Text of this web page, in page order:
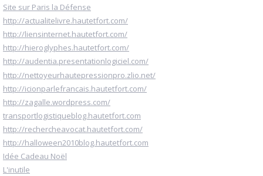
Site sur Paris la Défense
http://actualitelivre.hautetfort.com/
http://liensinternet.hautetfort.com/
http://hieroglyphes.hautetfort.com/
http://audentia.presentationlogiciel.com/
http://nettoyeurhautepressionpro.zlio.net/
http://icionparlefrancais.hautetfort.com/
http://zagalle.wordpress.com/
transportlogistiqueblog.hautetfort.com
http://rechercheavocat.hautetfort.com/
http://halloween2010blog.hautetfort.com
Idée Cadeau Noël
L'inutile